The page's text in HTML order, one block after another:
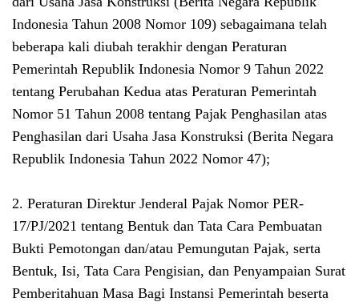
Indonesia Tahun 2008 Nomor 109) sebagaimana telah
beberapa kali diubah terakhir dengan Peraturan
Pemerintah Republik Indonesia Nomor 9 Tahun 2022
tentang Perubahan Kedua atas Peraturan Pemerintah
Nomor 51 Tahun 2008 tentang Pajak Penghasilan atas
Penghasilan dari Usaha Jasa Konstruksi (Berita Negara
Republik Indonesia Tahun 2022 Nomor 47);
2. Peraturan Direktur Jenderal Pajak Nomor PER-
17/PJ/2021 tentang Bentuk dan Tata Cara Pembuatan
Bukti Pemotongan dan/atau Pemungutan Pajak, serta
Bentuk, Isi, Tata Cara Pengisian, dan Penyampaian Surat
Pemberitahuan Masa Bagi Instansi Pemerintah beserta